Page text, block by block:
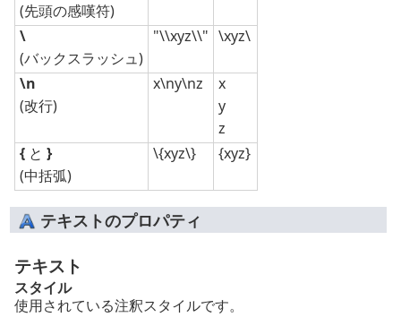
(先頭の感嘆符)
\
(バックスラッシュ)
"\\xyz\\" \xyz\
\n
(改行)
x\ny\nz
x
y
z
{ と }
(中括弧)
\{xyz\} {xyz}
テキストのプロパティ
テキスト
スタイル
使用されている注釈スタイルです。